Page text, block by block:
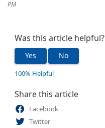
PM
Was this article helpful?
Yes No
100% Helpful
Share this article
Facebook
Twitter